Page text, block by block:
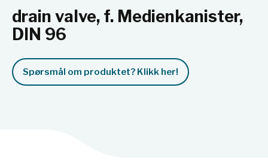
drain valve, f. Medienkanister,
DIN 96
Spørsmål om produktet? Klikk her!